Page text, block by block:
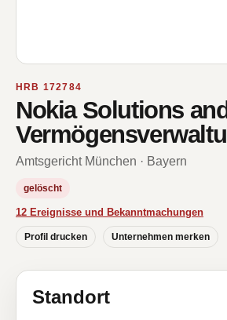
HRB 172784
Nokia Solutions
Amtsgericht München · Bayern
gelöscht
12 Ereignisse und Bekanntmachungen
Profil drucken Unternehmen merken
Standort